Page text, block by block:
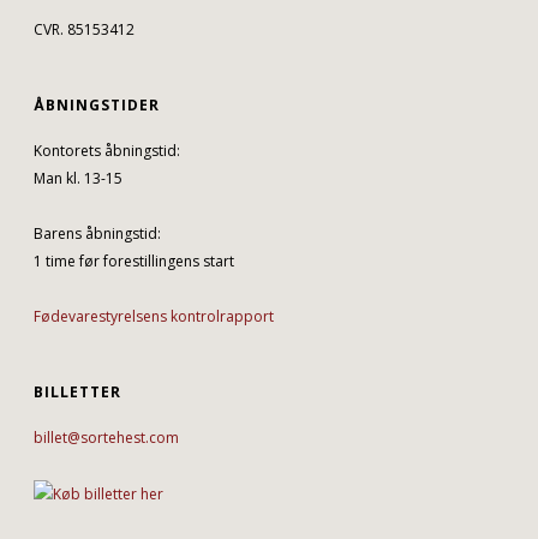
CVR. 85153412
ÅBNINGSTIDER
Kontorets åbningstid:
Man kl. 13-15
Barens åbningstid:
1 time før forestillingens start
Fødevarestyrelsens kontrolrapport
BILLETTER
billet@sortehest.com